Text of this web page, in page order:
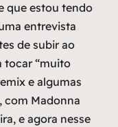
que estou tendo
entrevista
de subir ao
tocar “muito
e algumas
com Madonna
e agora nesse